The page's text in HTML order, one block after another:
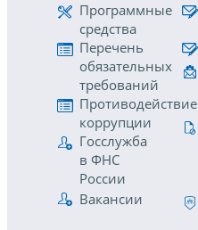
Программные
средства
Перечень
обязательных
требований
Противодействие
коррупции
Госслужба
в ФНС
России
Вакансии